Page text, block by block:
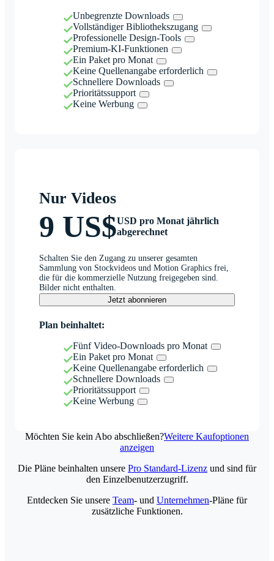
Unbegrenzte Downloads
Vollständiger Bibliothekszugang
Professionelle Design-Tools
Premium-KI-Funktionen
Ein Paket pro Monat
Keine Quellenangabe erforderlich
Schnellere Downloads
Prioritätssupport
Keine Werbung
Nur Videos
9 US$USD pro Monat jährlich
abgerechnet
Schalten Sie den Zugang zu unserer gesamten
Sammlung von Stockvideos und Motion Graphics frei,
die für die kommerzielle Nutzung freigegeben sind.
Bilder nicht enthalten.
Jetzt abonnieren
Plan beinhaltet:
Fünf Video-Downloads pro Monat
Ein Paket pro Monat
Keine Quellenangabe erforderlich
Schnellere Downloads
Prioritätssupport
Keine Werbung
Möchten Sie kein Abo abschließen?Weitere Kaufoptionen
anzeigen
Die Pläne beinhalten unsere Pro Standard-Lizenz und sind für
den Einzelbenutzerzugriff.
Entdecken Sie unsere Team- und Unternehmen-Pläne für
zusätzliche Funktionen.